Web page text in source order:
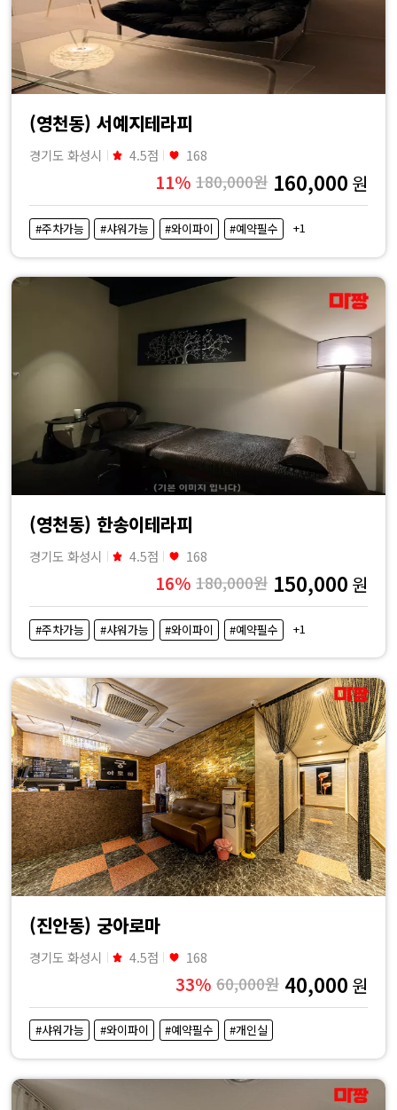
(영천동) 서예지테라피
경기도 화성시 4.5점 168
11% 180,000원 160,000 원
#주차가능 #샤워가능 #와이파이 #예약필수 +1
(영천동) 한송이테라피
경기도 화성시 4.5점 168
16% 180,000원 150,000 원
#주차가능 #샤워가능 #와이파이 #예약필수 +1
(진안동) 궁아로마
경기도 화성시 4.5점 168
33% 60,000원 40,000 원
#샤워가능 #와이파이 #예약필수 #개인실